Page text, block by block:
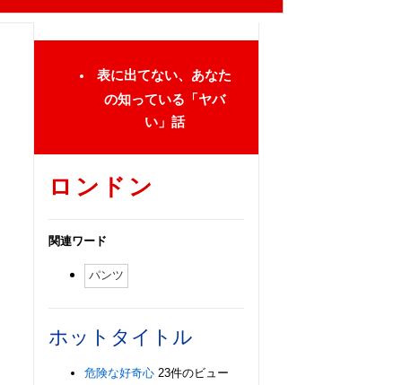
表に出てない、あなた
の知っている「ヤバ
い」話
ロンドン
関連ワード
パンツ
ホットタイトル
危険な好奇心 23件のビュー